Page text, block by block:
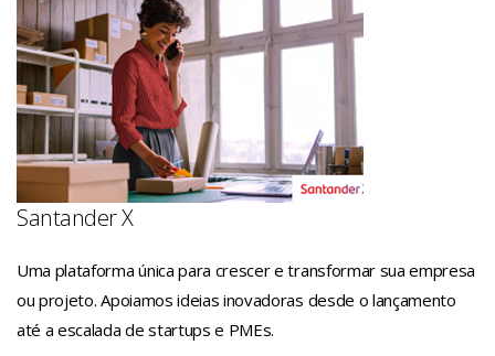
Santander X
Uma plataforma única para crescer e transformar sua empresa
ou projeto. Apoiamos ideias inovadoras desde o lançamento
até a escalada de startups e PMEs.